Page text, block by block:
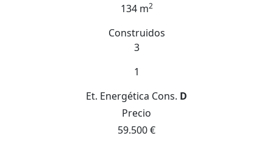
134 m2
Construidos
3
1
Et. Energética Cons. D
Precio
59.500 €